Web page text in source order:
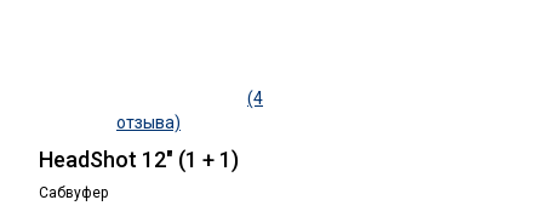
(4
отзыва)
HeadShot 12" (1 + 1)
Сабвуфер